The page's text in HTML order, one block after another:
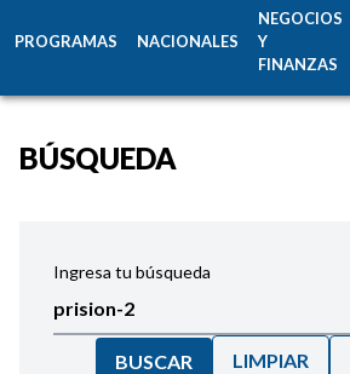
PROGRAMAS NACIONALES
NEGOCIOS
Y
FINANZAS
BÚSQUEDA
Ingresa tu búsqueda
BUSCAR LIMPIAR